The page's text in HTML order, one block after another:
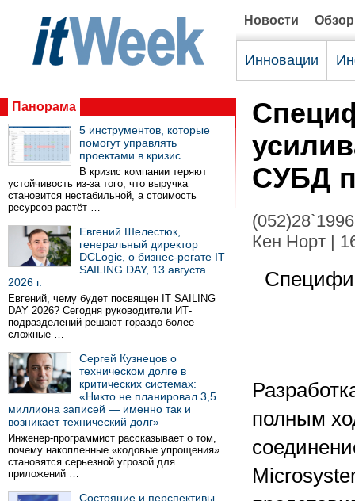
Новости
Инновации
Панорама
5 инструментов, которые
помогут управлять
проектами в кризис
В кризис компании теряют
устойчивость из-за того, что выручка
становится нестабильной, а стоимость
ресурсов растёт …
Евгений Шелестюк,
генеральный директор
DCLogic, о бизнес-регате IT
SAILING DAY, 13 августа
2026 г.
Евгений, чему будет посвящен IT SAILING
DAY 2026? Сегодня руководители ИТ-
подразделений решают гораздо более
сложные …
Сергей Кузнецов о
техническом долге в
критических системах:
«Никто не планировал 3,5
миллиона записей — именно так и
возникает технический долг»
Инженер-программист рассказывает о том,
почему накопленные «кодовые упрощения»
становятся серьезной угрозой для
приложений …
Состояние и перспективы
СУБД
(052)28`1996
Кен Норт |
полным